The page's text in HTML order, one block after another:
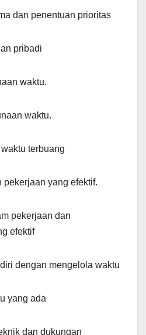
dan penentuan prioritas
pribadi
waktu.
waktu.
terbuang
yang efektif.
pekerjaan dan
efektif
dengan mengelola waktu
yang ada
dan dukungan